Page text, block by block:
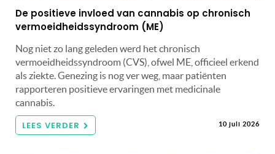
De positieve invloed van cannabis op chronisch
vermoeidheidssyndroom (ME)
Nog niet zo lang geleden werd het chronisch
vermoeidheidssyndroom (CVS), ofwel ME, officieel erkend
als ziekte. Genezing is nog ver weg, maar patiënten
rapporteren positieve ervaringen met medicinale
cannabis.
LEES VERDER 10 juli 2026